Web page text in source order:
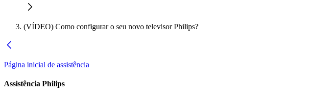
(VÍDEO) Como configurar o seu novo televisor Philips?
Página inicial de assistência
Assistência Philips